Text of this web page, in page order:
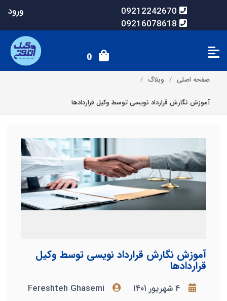
09212242670
09216078618
ورود
0
صفحه اصلی وبلاگ
آموزش نگارش قرارداد نویسی توسط وکیل قراردادها
آموزش نگارش قرارداد نویسی توسط وکیل
قراردادها
۴ شهریور ۱۴۰۱
Fereshteh Ghasemi